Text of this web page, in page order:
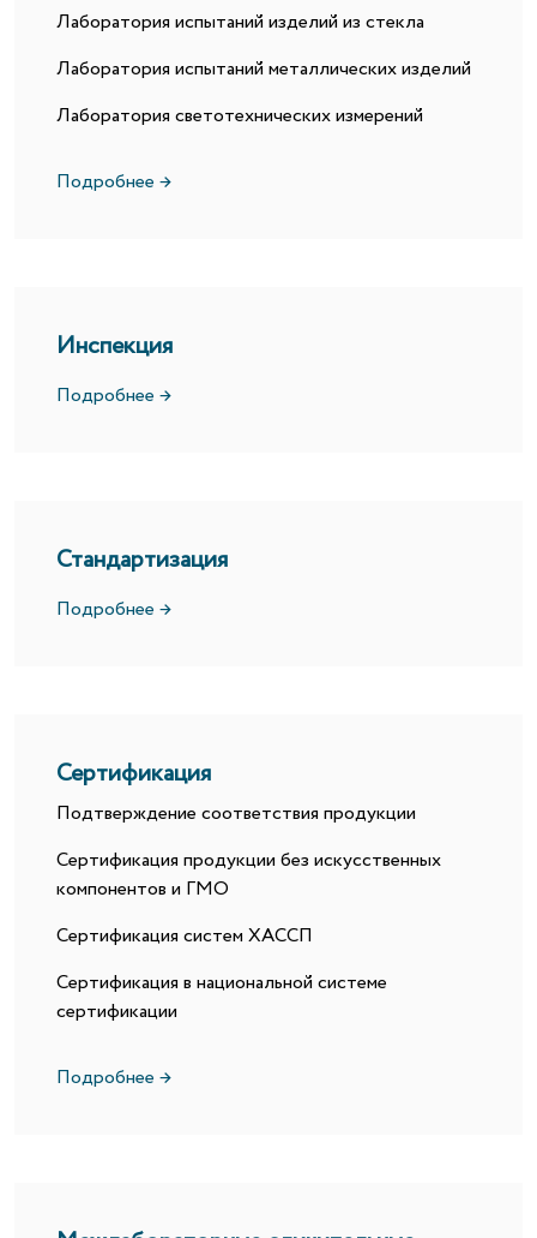
Лаборатория испытаний изделий из стекла
Лаборатория испытаний металлических изделий
Лаборатория светотехнических измерений
Подробнее →
Инспекция
Подробнее →
Стандартизация
Подробнее →
Сертификация
Подтверждение соответствия продукции
Сертификация продукции без искусственных
компонентов и ГМО
Сертификация систем ХАССП
Сертификация в национальной системе
сертификации
Подробнее →